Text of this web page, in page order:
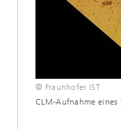
© Fraunhofer IST
CLM-Aufnahme eines